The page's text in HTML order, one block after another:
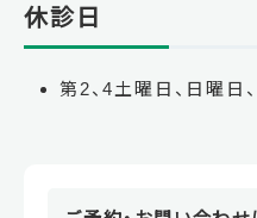
休診日
第2、4土曜日、日曜日